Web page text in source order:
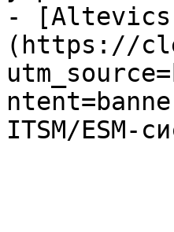
-
(https://
ITSM/ESM-